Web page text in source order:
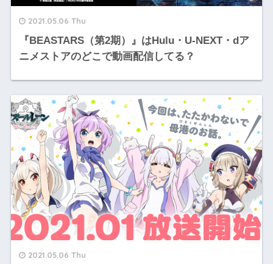
2021.05.06 Thu
『BEASTARS（第2期）』はHulu・U-NEXT・dア
ニメストアのどこで動画配信してる？
2021.05.06 Thu